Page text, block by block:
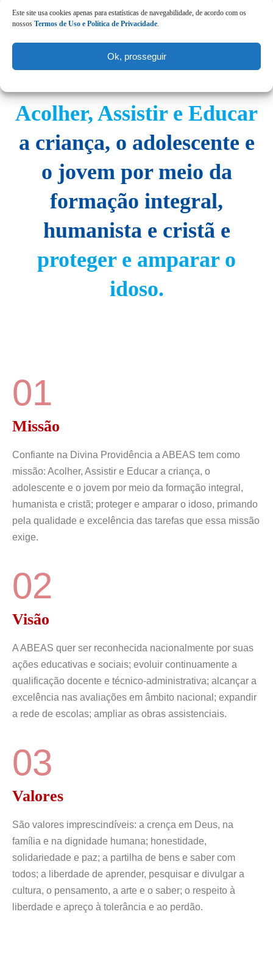
Este site usa cookies apenas para estatísticas de navegabilidade, de acordo com os
nossos Termos de Uso e Política de Privacidade.
Ok, prosseguir
Acolher, Assistir e Educar
a criança, o adolescente e
o jovem por meio da
formação integral,
humanista e cristã e
proteger e amparar o
idoso.
Missão
01
Confiante na Divina Providência a ABEAS tem como
missão: Acolher, Assistir e Educar a criança, o
adolescente e o jovem por meio da formação integral,
humanista e cristã; proteger e amparar o idoso, primando
pela qualidade e excelência das tarefas que essa missão
exige.
Visão
02
A ABEAS quer ser reconhecida nacionalmente por suas
ações educativas e sociais; evoluir continuamente a
qualificação docente e técnico-administrativa; alcançar a
excelência nas avaliações em âmbito nacional; expandir
a rede de escolas; ampliar as obras assistenciais.
Valores
03
São valores imprescindíveis: a crença em Deus, na
família e na dignidade humana; honestidade,
solidariedade e paz; a partilha de bens e saber com
todos; a liberdade de aprender, pesquisar e divulgar a
cultura, o pensamento, a arte e o saber; o respeito à
liberdade e apreço à tolerância e ao perdão.